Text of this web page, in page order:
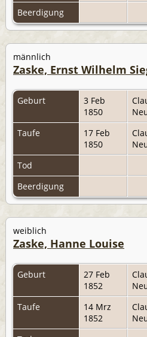
Beerdigung
männlich
Zaske, Ernst Wilhelm
Geburt
3 Feb
1850
Taufe
17 Feb
1850
Tod
Beerdigung
weiblich
Zaske, Hanne Louise
Geburt
27 Feb
1852
Taufe
14 Mrz
1852